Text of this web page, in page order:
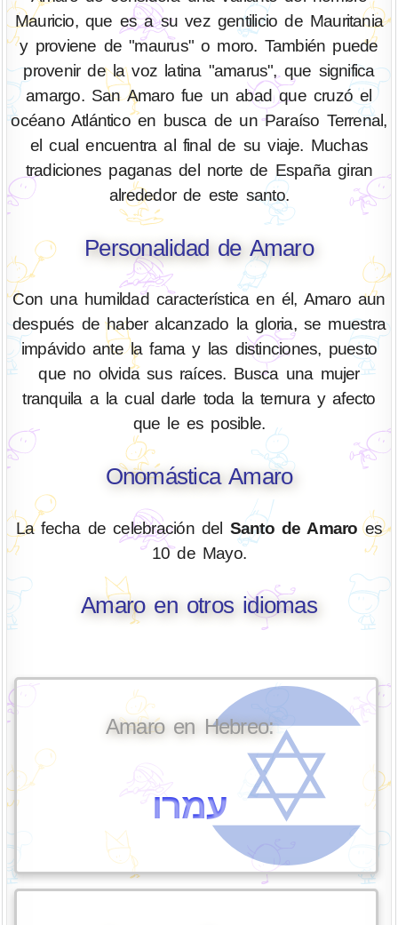
Mauricio, que es a su vez gentilicio de Mauritania
y proviene de "maurus" o moro. También puede
provenir de la voz latina "amarus", que significa
amargo. San Amaro fue un abad que cruzó el
océano Atlántico en busca de un Paraíso Terrenal,
el cual encuentra al final de su viaje. Muchas
tradiciones paganas del norte de España giran
alrededor de este santo.
Personalidad de Amaro
Con una humildad característica en él, Amaro aun
después de haber alcanzado la gloria, se muestra
impávido ante la fama y las distinciones, puesto
que no olvida sus raíces. Busca una mujer
tranquila a la cual darle toda la ternura y afecto
que le es posible.
Onomástica Amaro
La fecha de celebración del Santo de Amaro es
10 de Mayo.
Amaro en otros idiomas
Amaro en Hebreo:
עמרו